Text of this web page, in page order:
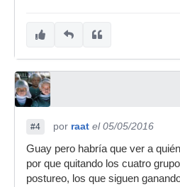
#4 por raat el 05/05/2016
Guay pero habría que ver a
por que quitando los cuatro
postureo, los que siguen